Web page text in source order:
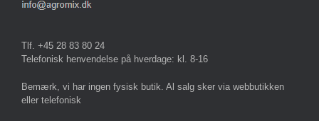
Tlf. +45 28 83 80 24
Telefonisk henvendelse på hverdage: kl. 8-16
Bemærk, vi har ingen fysisk butik. Al salg sker via webbutikken
eller telefonisk